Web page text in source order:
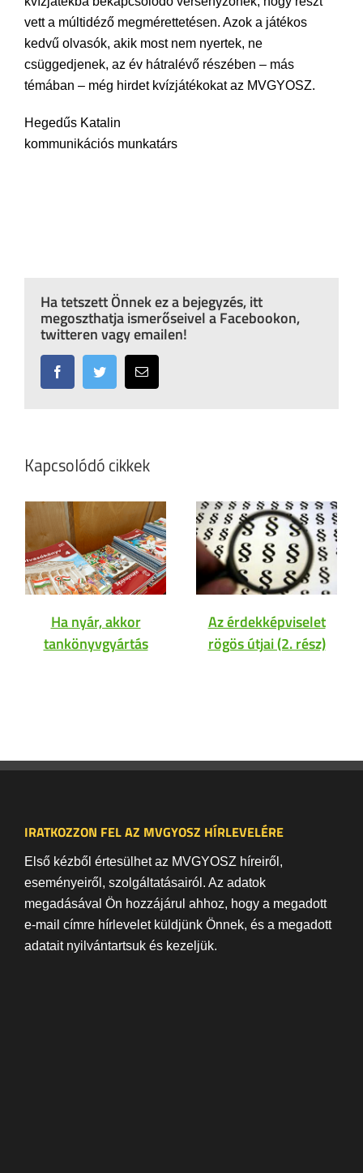
vett a múltidéző megmérettetésen. Azok a játékos
kedvű olvasók, akik most nem nyertek, ne
csüggedjenek, az év hátralévő részében – más
témában – még hirdet kvízjátékokat az MVGYOSZ.
Hegedűs Katalin
kommunikációs munkatárs
Ha tetszett Önnek ez a bejegyzés, itt
megoszthatja ismerőseivel a Facebookon,
twitteren vagy emailen!
FacebookTwitter Email:
Kapcsolódó cikkek
Ha nyár, akkor
tankönyvgyártás
Az érdekképviselet
rögös útjai (2. rész)
IRATKOZZON FEL AZ MVGYOSZ HÍRLEVELÉRE
Első kézből értesülhet az MVGYOSZ híreiről,
eseményeiről, szolgáltatásairól. Az adatok
megadásával Ön hozzájárul ahhoz, hogy a megadott
e-mail címre hírlevelet küldjünk Önnek, és a megadott
adatait nyilvántartsuk és kezeljük.